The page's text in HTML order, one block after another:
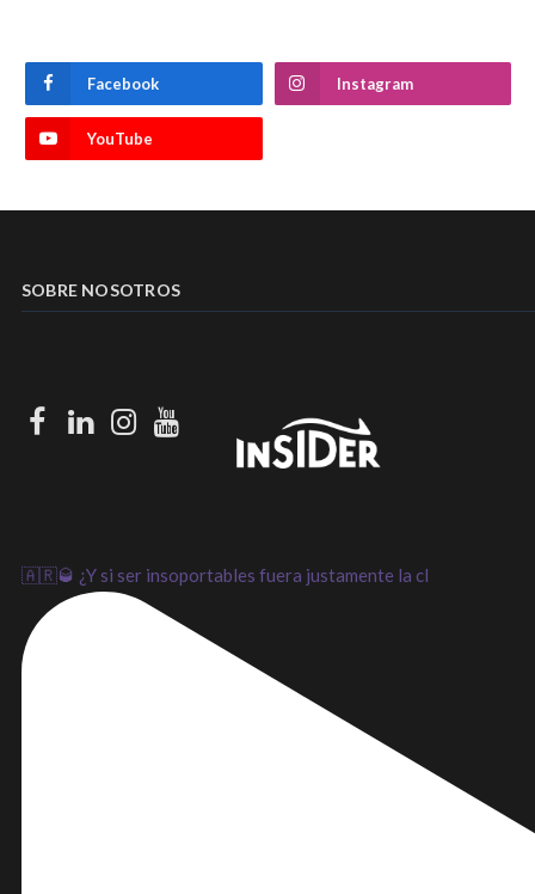
Facebook Instagram
YouTube
SOBRE NOSOTROS
Facebook
LinkedInInstagram
Youtube
🇦🇷🥃 ¿Y si ser insoportables fuera justamente la cl